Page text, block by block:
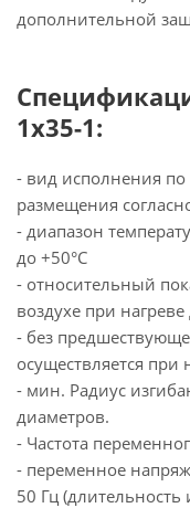
дополнительной
1х35-1:
- вид исполнения по
размещения
- диапазон
до +50°С
- относительный
воздухе при
- без
осуществляется при
- мин. Радиус
диаметров.
- Частота
- переменное
50 Гц